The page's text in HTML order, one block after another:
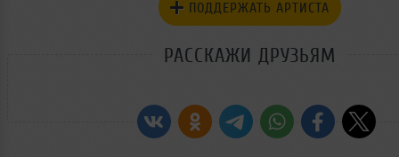
ПОДДЕРЖАТЬ АРТИСТА
РАССКАЖИ ДРУЗЬЯМ